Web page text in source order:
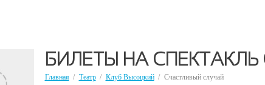
БИЛЕТЫ НА
Главная / Театр / Клуб Высоцкий / Счастливый случай